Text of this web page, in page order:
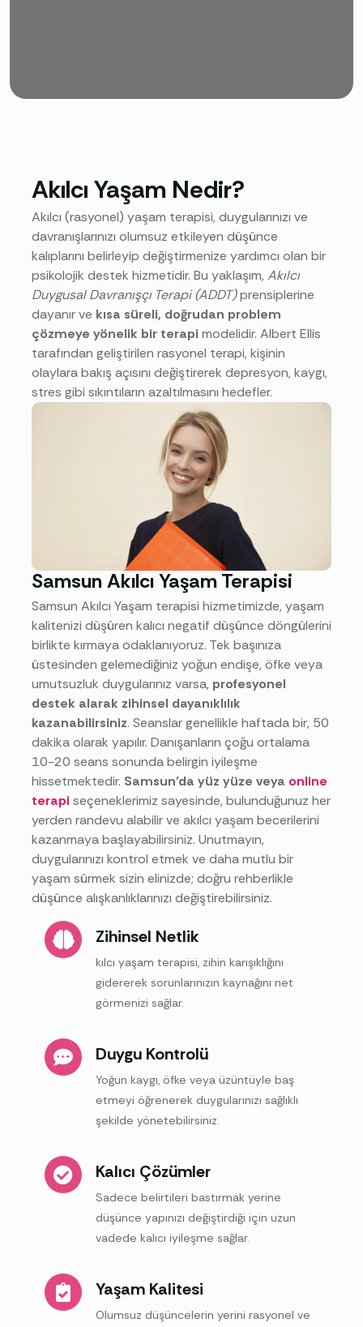
Akılcı Yaşam Nedir?
Akılcı (rasyonel) yaşam terapisi, duygularınızı ve
davranışlarınızı olumsuz etkileyen düşünce
kalıplarını belirleyip değiştirmenize yardımcı olan bir
psikolojik destek hizmetidir. Bu yaklaşım, Akılcı
Duygusal Davranışçı Terapi (ADDT)prensiplerine
dayanır ve kısa süreli, doğrudan problem
çözmeye yönelik bir terapi modelidir. Albert Ellis
tarafından geliştirilen rasyonel terapi, kişinin
olaylara bakış açısını değiştirerek depresyon, kaygı,
stres gibi sıkıntıların azaltılmasını hedefler.
Samsun Akılcı Yaşam Terapisi
Samsun Akılcı Yaşam terapisi hizmetimizde, yaşam
kalitenizi düşüren kalıcı negatif düşünce döngülerini
birlikte kırmaya odaklanıyoruz. Tek başınıza
üstesinden gelemediğiniz yoğun endişe, öfke veya
umutsuzluk duygularınız varsa, profesyonel
destek alarak zihinsel dayanıklılık
kazanabilirsiniz. Seanslar genellikle haftada bir, 50
dakika olarak yapılır. Danışanların çoğu ortalama
10-20 seans sonunda belirgin iyileşme
hissetmektedir. Samsun’da yüz yüze veya online
terapi seçeneklerimiz sayesinde, bulunduğunuz her
yerden randevu alabilir ve akılcı yaşam becerilerini
kazanmaya başlayabilirsiniz. Unutmayın,
duygularınızı kontrol etmek ve daha mutlu bir
yaşam sürmek sizin elinizde; doğru rehberlikle
düşünce alışkanlıklarınızı değiştirebilirsiniz.
Zihinsel Netlik
kılcı yaşam terapisi, zihin karışıklığını
gidererek sorunlarınızın kaynağını net
görmenizi sağlar.
Duygu Kontrolü
Yoğun kaygı, öfke veya üzüntüyle baş
etmeyi öğrenerek duygularınızı sağlıklı
şekilde yönetebilirsiniz.
Kalıcı Çözümler
Sadece belirtileri bastırmak yerine
düşünce yapınızı değiştirdiği için uzun
vadede kalıcı iyileşme sağlar.
Yaşam Kalitesi
Olumsuz düşüncelerin yerini rasyonel ve